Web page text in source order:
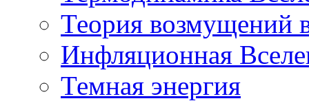
Теория возмущений
Инфляционная
Темная энергия